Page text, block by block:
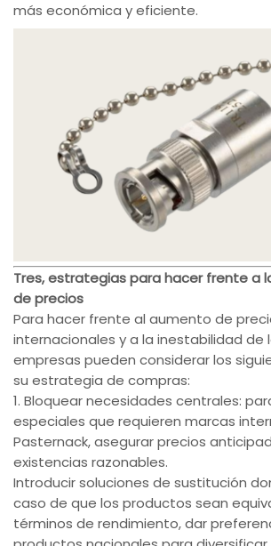
más económica y eficiente.
Tres, estrategias para hacer frente a
de precios
Para hacer frente al aumento de
internacionales y a la inestabilidad de
empresas pueden considerar los
su estrategia de compras:
1. Bloquear necesidades centrales:
especiales que requieren marcas
Pasternack, asegurar precios
existencias razonables.
Introducir soluciones de sustitución
caso de que los productos sean
términos de rendimiento, dar